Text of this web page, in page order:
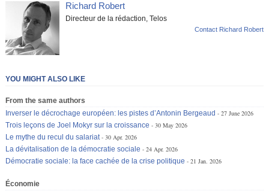
Richard Robert
Directeur de la rédaction, Telos
Contact Richard Robert
YOU MIGHT ALSO LIKE
From the same authors
Inverser le décrochage européen: les pistes d’Antonin Bergeaud
27 June 2026
Trois leçons de Joel Mokyr sur la croissance
30 May 2026
Le mythe du recul du salariat
30 Apr. 2026
La dévitalisation de la démocratie sociale
24 Apr. 2026
Démocratie sociale: la face cachée de la crise politique
21 Jan. 2026
Économie